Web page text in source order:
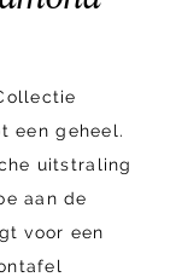
een geheel.
uitstraling
aan de
voor een